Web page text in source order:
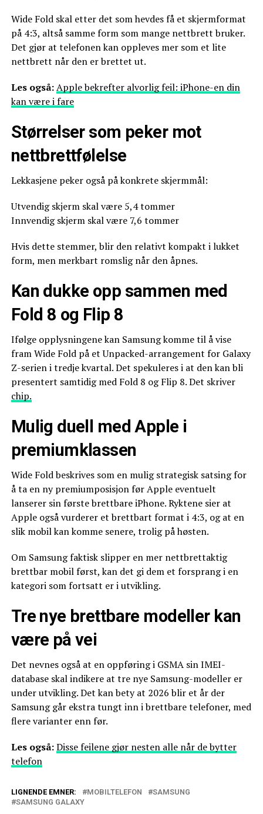
Wide Fold skal etter det som hevdes få et skjermformat
på 4:3, altså samme form som mange nettbrett bruker.
Det gjør at telefonen kan oppleves mer som et lite
nettbrett når den er brettet ut.
Les også:Apple bekrefter alvorlig feil: iPhone-en din
kan være i fare
Størrelser som peker mot
nettbrettfølelse
Lekkasjene peker også på konkrete skjermmål:
Utvendig skjerm skal være 5,4 tommer
Innvendig skjerm skal være 7,6 tommer
Hvis dette stemmer, blir den relativt kompakt i lukket
form, men merkbart romslig når den åpnes.
Kan dukke opp sammen med
Fold 8 og Flip 8
Ifølge opplysningene kan Samsung komme til å vise
fram Wide Fold på et Unpacked-arrangement for Galaxy
Z-serien i tredje kvartal. Det spekuleres i at den kan bli
presentert samtidig med Fold 8 og Flip 8. Det skriver
chip.
Mulig duell med Apple i
premiumklassen
Wide Fold beskrives som en mulig strategisk satsing for
å ta en ny premiumposisjon før Apple eventuelt
lanserer sin første brettbare iPhone. Ryktene sier at
Apple også vurderer et brettbart format i 4:3, og at en
slik mobil kan komme senere, trolig på høsten.
Om Samsung faktisk slipper en mer nettbrettaktig
brettbar mobil først, kan det gi dem et forsprang i en
kategori som fortsatt er i utvikling.
Tre nye brettbare modeller kan
være på vei
Det nevnes også at en oppføring i GSMA sin IMEI-
database skal indikere at tre nye Samsung-modeller er
under utvikling. Det kan bety at 2026 blir et år der
Samsung går ekstra tungt inn i brettbare telefoner, med
flere varianter enn før.
Les også:Disse feilene gjør nesten alle når de bytter
telefon
LIGNENDE EMNER: MOBILTELEFON
SAMSUNG
SAMSUNG GALAXY